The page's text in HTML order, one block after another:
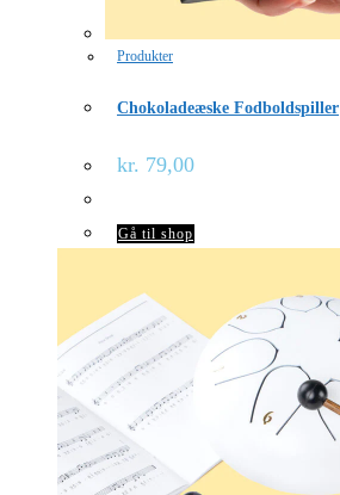
Produkter
Chokoladeæske Fodboldspiller
kr. 79,00
Gå til shop